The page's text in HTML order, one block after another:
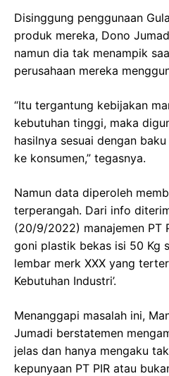
Disinggung penggunaan
produk mereka, Dono
namun dia tak menampik
perusahaan mereka
“Itu tergantung kebijakan
kebutuhan tinggi, maka
hasilnya sesuai dengan
ke konsumen,” tegasnya.
Namun data diperoleh
terperangah. Dari info
(20/9/2022) manajemen PT
goni plastik bekas isi 50 Kg
lembar merk XXX yang
Kebutuhan Industri’.
Menanggapi masalah ini,
Jumadi berstatemen
jelas dan hanya mengaku
kepunyaan PT PIR atau